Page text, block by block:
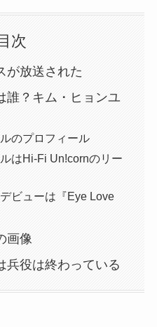
次
が放送された
誰？キム・ヒョンユ
のプロフィール
はHi-Fi Un!cornのリー
ビューは『Eye Love
画像
兵役は終わっている